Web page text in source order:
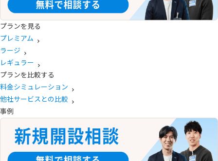
プランを見る
プレミアム
ラージ
レギュラー
プランを比較する
料金シミュレーション
他社サービスとの比較
事例